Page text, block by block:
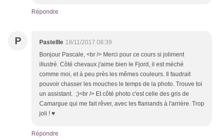
Répondre
P Pastellle 18/11/2017 08:39
Bonjour Pascale, <br /> Merci pour ce cours si joliment
illustré. Côté chevaux j'aime bien le Fjord, il est méché
comme moi, et à peu près les mêmes couleurs. Il faudrait
pouvoir chasser les mouches le temps de la photo. Trouve toi
un assistant. ;)<br /> Et côté photo c'est celle des gris de
Camargue qui me fait rêver, avec les flamands à l'arrière. Trop
joli ! ♥
Répondre